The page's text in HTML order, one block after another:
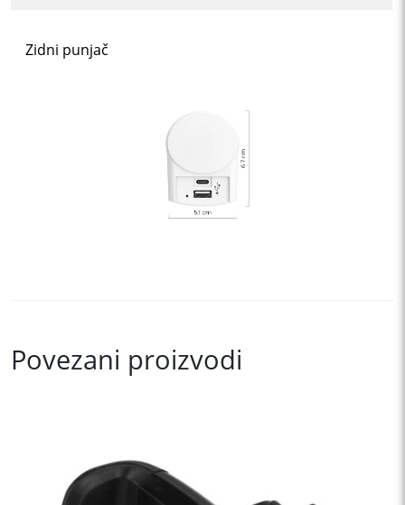
Zidni punjač
Povezani proizvodi
multiple